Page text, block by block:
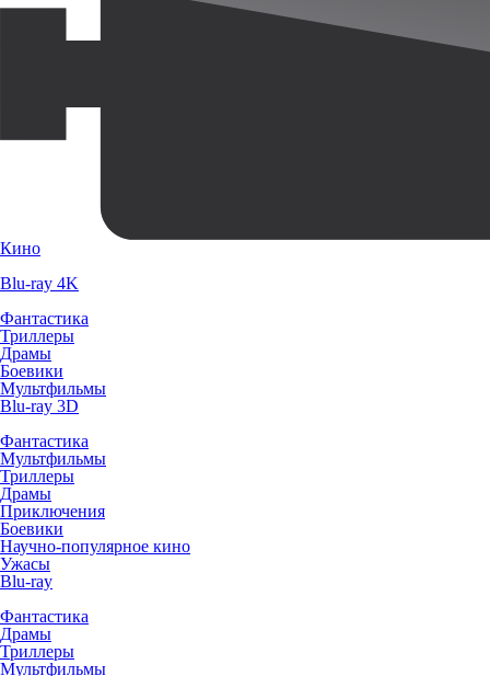
Кино
Blu-ray 4K
Фантастика
Триллеры
Драмы
Боевики
Мультфильмы
Blu-ray 3D
Фантастика
Мультфильмы
Триллеры
Драмы
Приключения
Боевики
Научно-популярное кино
Ужасы
Blu-ray
Фантастика
Драмы
Триллеры
Мультфильмы